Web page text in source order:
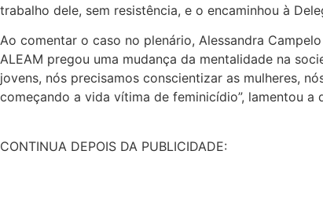
trabalho dele, sem resistência, e o encaminhou à
Ao comentar o caso no plenário, Alessandra
ALEAM pregou uma mudança da mentalidade na
jovens, nós precisamos conscientizar as mulheres,
começando a vida vítima de feminicídio”, lamentou a
CONTINUA DEPOIS DA PUBLICIDADE: